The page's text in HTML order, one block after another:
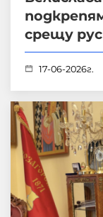
срещу
17-06-2026г.